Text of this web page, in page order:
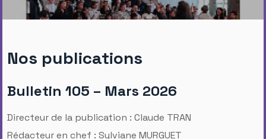
Nos publications
Bulletin 105 – Mars 2026
Directeur de la publication : Claude TRAN
Rédacteur en chef : Sylviane MURGUET